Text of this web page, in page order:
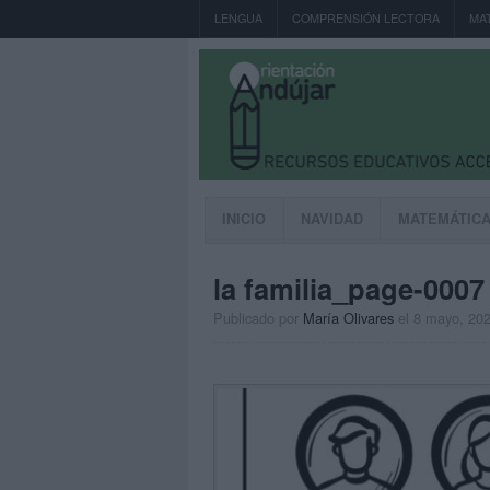
LENGUA COMPRENSIÓN LECTORA
INICIO NAVIDAD
la familia_page-0007
Publicado por María Olivares el 8 mayo,